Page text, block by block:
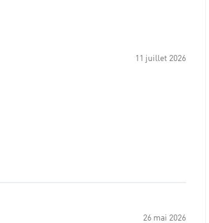
11 juillet 2026
26 mai 2026